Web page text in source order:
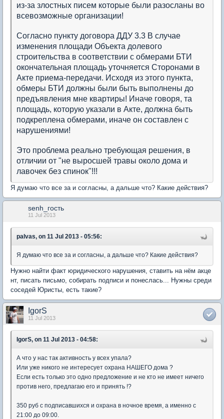
из-за злостных писем которые были разосланы во
всевозможные организации!
Согласно пункту договора ДДУ 3.3 В случае
изменения площади Объекта долевого
строительства в соответствии с обмерами БТИ
окончательная площадь уточняется Сторонами в
Акте приема-передачи. Исходя из этого пункта,
обмеры БТИ должны были быть выполнены до
предъявления мне квартиры! Иначе говоря, та
площадь, которую указали в Акте, должна быть
подкреплена обмерами, иначе он составлен с
нарушениями!
Это проблема реально требующая решения, в
отличии от "не выросшей травы около дома и
лавочек без спинок"!!!
Я думаю что все за и согласны, а дальше что? Какие действия?
senh_гость
11 Jul 2013
palvas, on 11 Jul 2013 - 05:56:
Я думаю что все за и согласны, а дальше что? Какие действия?
Нужно найти факт юридического нарушения, ставить на нём акце
нт, писать письмо, собирать подписи и понеслась... Нужны среди
соседей Юристы, есть такие?
IgorS
11 Jul 2013
IgorS, on 11 Jul 2013 - 04:58:
А что у нас так активность у всех упала?
Или уже никого не интересует охрана НАШЕГО дома ?
Если есть только это одно предложение и не кто не имеет ничего
против него, предлагаю его и принять !?
350 руб с подписавшихся и охрана в ночное время, а именно с
21:00 до 09:00.